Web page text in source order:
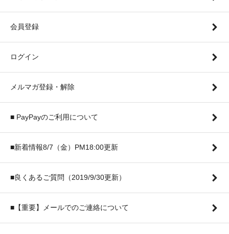
会員登録
ログイン
メルマガ登録・解除
■ PayPayのご利用について
■新着情報8/7（金）PM18:00更新
■良くあるご質問（2019/9/30更新）
■【重要】メールでのご連絡について